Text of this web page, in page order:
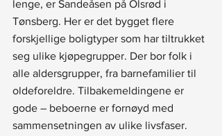
lenge, er Sandeåsen på Olsrød i
Tønsberg. Her er det bygget flere
forskjellige boligtyper som har tiltrukket
seg ulike kjøpegrupper. Der bor folk i
alle aldersgrupper, fra barnefamilier til
oldeforeldre. Tilbakemeldingene er
gode – beboerne er fornøyd med
sammensetningen av ulike livsfaser.